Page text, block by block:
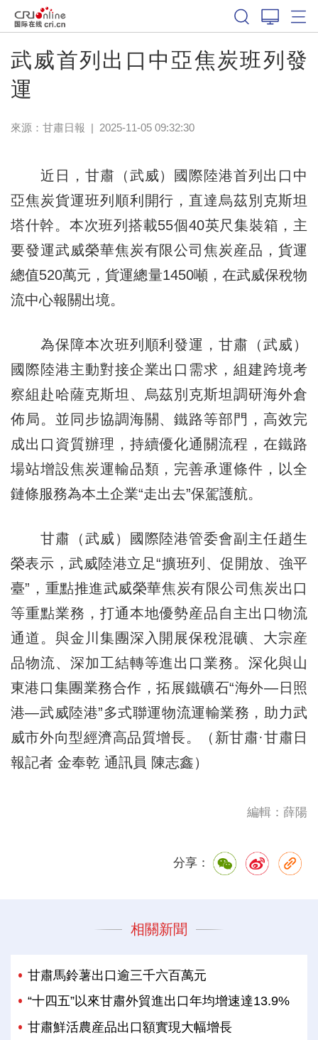
武威首列出口中亞焦炭班列發
運
來源： 甘肅日報 | 2025-11-05 09:32:30
近日，甘肅（武威）國際陸港首列出口中
亞焦炭貨運班列順利開行，直達烏茲別克斯坦
塔什幹。本次班列搭載55個40英尺集裝箱，主
要發運武威榮華焦炭有限公司焦炭産品，貨運
總值520萬元，貨運總量1450噸，在武威保稅物
流中心報關出境。
為保障本次班列順利發運，甘肅（武威）
國際陸港主動對接企業出口需求，組建跨境考
察組赴哈薩克斯坦、烏茲別克斯坦調研海外倉
佈局。並同步協調海關、鐵路等部門，高效完
成出口資質辦理，持續優化通關流程，在鐵路
場站增設焦炭運輸品類，完善承運條件，以全
鏈條服務為本土企業“走出去”保駕護航。
甘肅（武威）國際陸港管委會副主任趙生
榮表示，武威陸港立足“擴班列、促開放、強平
臺”，重點推進武威榮華焦炭有限公司焦炭出口
等重點業務，打通本地優勢産品自主出口物流
通道。與金川集團深入開展保稅混礦、大宗産
品物流、深加工結轉等進出口業務。深化與山
東港口集團業務合作，拓展鐵礦石“海外—日照
港—武威陸港”多式聯運物流運輸業務，助力武
威市外向型經濟高品質增長。（新甘肅·甘肅日
報記者 金奉乾 通訊員 陳志鑫）
編輯：薛陽
分享：
相關新聞
甘肅馬鈴薯出口逾三千六百萬元
“十四五”以來甘肅外貿進出口年均增速達13.9%
甘肅鮮活農産品出口額實現大幅增長